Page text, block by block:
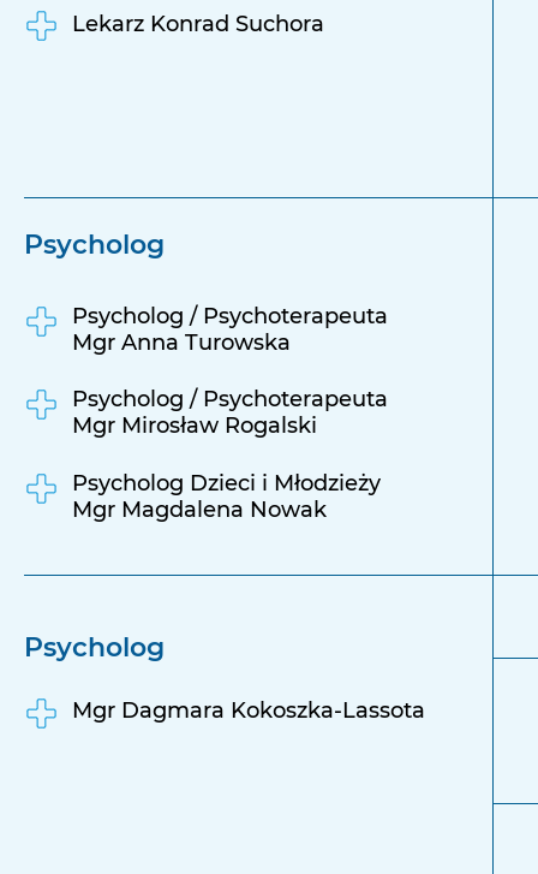
Lekarz Konrad Suchora
Psycholog / Psychoterapeuta
Mgr Mirosław Rogalski
Psycholog Dzieci i Młodzieży
Mgr Magdalena Nowak
Psycholog
Psycholog
Psycholog / Psychoterapeuta
Mgr Anna Turowska
Mgr Dagmara Kokoszka-Lassota